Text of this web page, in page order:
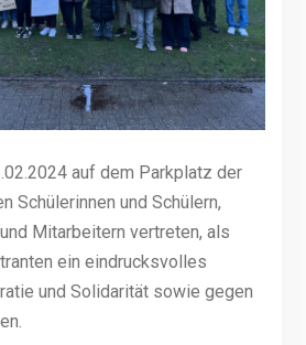
auf dem Parkplatz der
Schülerinnen und Schülern,
Mitarbeitern vertreten, als
ein eindrucksvolles
und Solidarität sowie gegen